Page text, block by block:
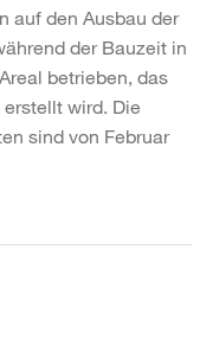
auf den Ausbau der
der Bauzeit in
betrieben, das
wird. Die
sind von Februar